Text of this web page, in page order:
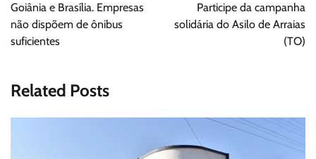
Post
Goiânia e Brasília. Empresas
não dispõem de ônibus
suficientes
Participe da campanha
solidária do Asilo de Arraias
(TO)
Related Posts